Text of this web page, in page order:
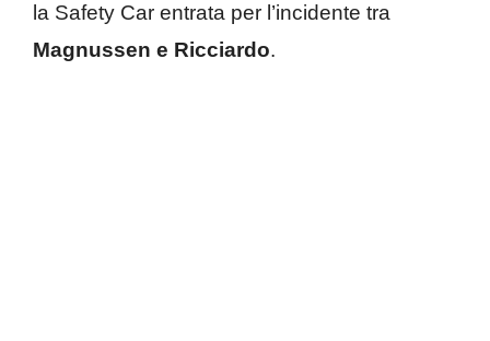
la Safety Car entrata per l’incidente tra
Magnussen e Ricciardo.